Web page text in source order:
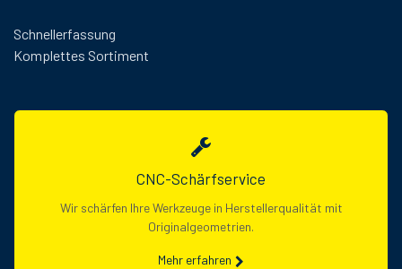
Schnellerfassung
Komplettes Sortiment
CNC-Schärfservice
Wir schärfen Ihre Werkzeuge in Herstellerqualität mit
Originalgeometrien.
Mehr erfahren